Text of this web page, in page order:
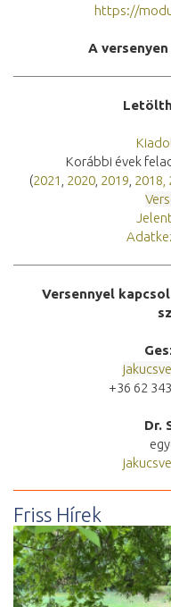
https://
A
Korábbi évek
(2021 2020, 2019 2018
Versennyel
+36 62
Dr.
Friss Hírek